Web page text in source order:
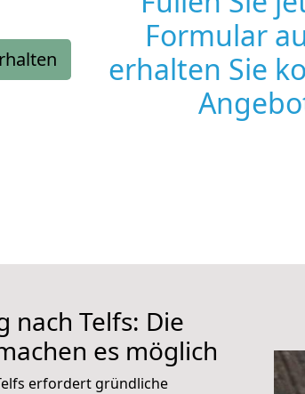
Formular
erhalten Sie
nach Telfs: Die
es möglich
erfordert gründliche